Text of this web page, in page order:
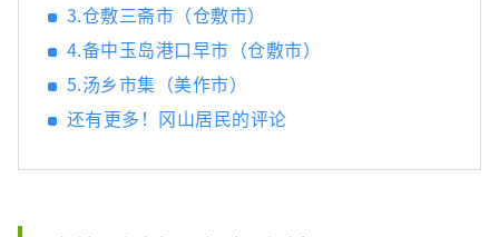
3.仓敷三斋市（仓敷市）
4.备中玉岛港口早市（仓敷市）
5.汤乡市集（美作市）
还有更多！冈山居民的评论